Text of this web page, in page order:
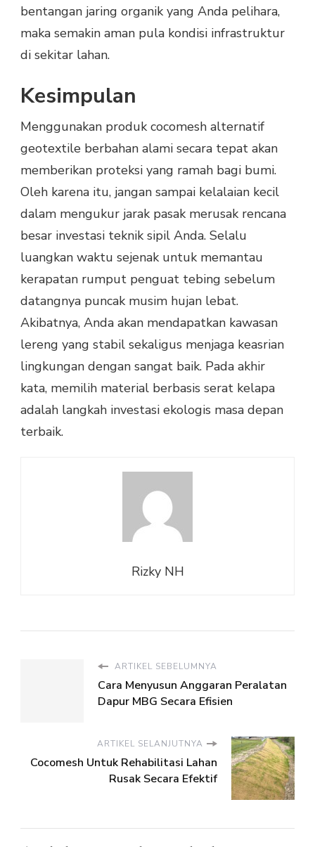
bentangan jaring organik yang Anda pelihara,
maka semakin aman pula kondisi infrastruktur
di sekitar lahan.
Kesimpulan
Menggunakan produk cocomesh alternatif
geotextile berbahan alami secara tepat akan
memberikan proteksi yang ramah bagi bumi.
Oleh karena itu, jangan sampai kelalaian kecil
dalam mengukur jarak pasak merusak rencana
besar investasi teknik sipil Anda. Selalu
luangkan waktu sejenak untuk memantau
kerapatan rumput penguat tebing sebelum
datangnya puncak musim hujan lebat.
Akibatnya, Anda akan mendapatkan kawasan
lereng yang stabil sekaligus menjaga keasrian
lingkungan dengan sangat baik. Pada akhir
kata, memilih material berbasis serat kelapa
adalah langkah investasi ekologis masa depan
terbaik.
Rizky NH
ARTIKEL SEBELUMNYA
Cara Menyusun Anggaran Peralatan
Dapur MBG Secara Efisien
ARTIKEL SELANJUTNYA
Cocomesh Untuk Rehabilitasi Lahan
Rusak Secara Efektif